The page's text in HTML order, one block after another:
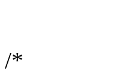
/*